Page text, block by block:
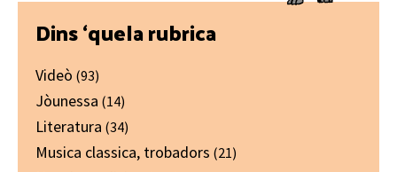
Primary
Sidebar
Dins ‘quela rubrica
Videò (93)
Jòunessa (14)
Literatura (34)
Musica classica, trobadors (21)